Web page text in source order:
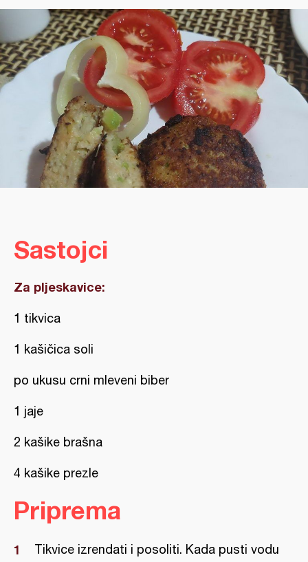
Sastojci
Za pljeskavice:
1 tikvica
1 kašičica soli
po ukusu crni mleveni biber
1 jaje
2 kašike brašna
4 kašike prezle
Priprema
Tikvice izrendati i posoliti. Kada pusti vodu